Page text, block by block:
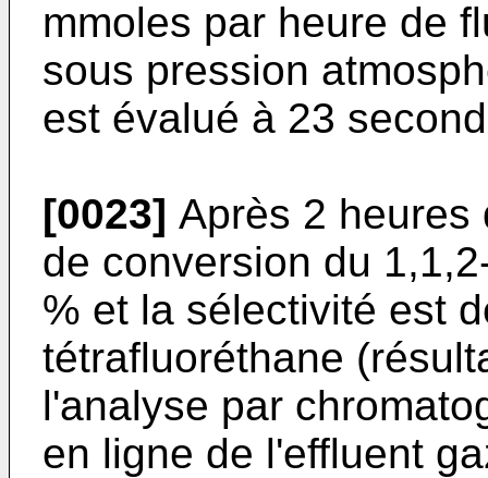
mmoles par heure de
sous pression
est évalué à 23
[0023] Après 2 heures
de conversion du
% et la sélectivité est
tétrafluoréthane
l'analyse par
en ligne de l'effluent